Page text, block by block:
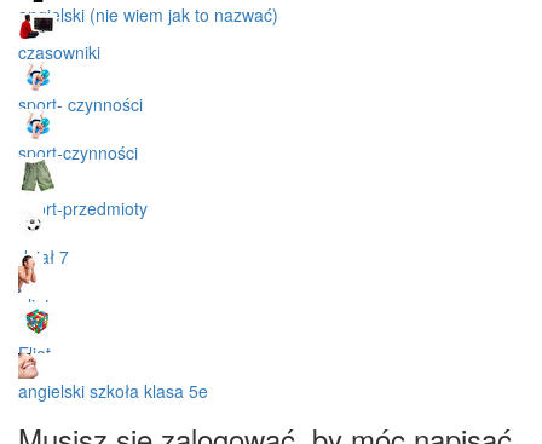
angielski (nie wiem jak to nazwać)
czasowniki
sport- czynności
sport-czynności
sport-przedmioty
dział 7
eliot
Eliot
angielski szkoła klasa 5e